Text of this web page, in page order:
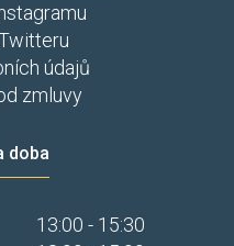
údajů
zmluvy
doba
13:00 - 15:30